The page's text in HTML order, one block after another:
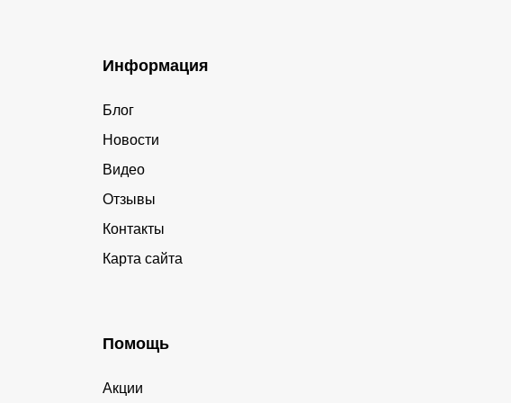
Информация
Блог
Новости
Видео
Отзывы
Контакты
Карта сайта
Помощь
Акции